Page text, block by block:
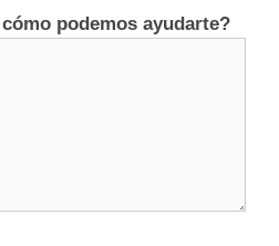
podemos ayudarte?